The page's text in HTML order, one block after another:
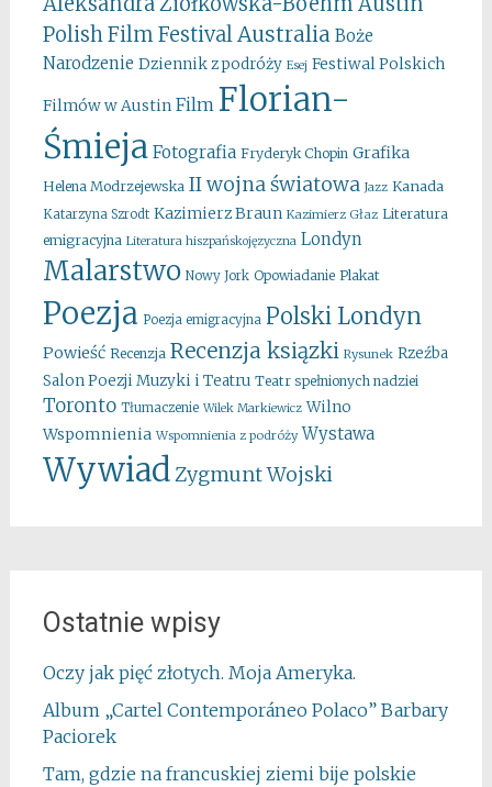
Polish Film Festival Australia Boże
Narodzenie Dziennik z podróży Esej Festiwal Polskich
Filmów w Austin Film Florian-
Śmieja Fotografia Fryderyk Chopin Grafika
Helena Modrzejewska II wojna światowa Jazz Kanada
Katarzyna Szrodt Kazimierz Braun Kazimierz Głaz Literatura
emigracyjna Literatura hiszpańskojęzyczna Londyn
Malarstwo Nowy Jork Opowiadanie Plakat
Poezja Poezja emigracyjna Polski Londyn
Powieść Recenzja Recenzja ksiązki Rysunek Rzeźba
Salon Poezji Muzyki i Teatru Teatr spełnionych nadziei
Toronto Tłumaczenie Wilek Markiewicz Wilno
Wspomnienia Wspomnienia z podróży Wystawa
WywiadZygmunt Wojski
Ostatnie wpisy
Oczy jak pięć złotych. Moja Ameryka.
Album „Cartel Contemporáneo Polaco” Barbary
Paciorek
Tam, gdzie na francuskiej ziemi bije polskie